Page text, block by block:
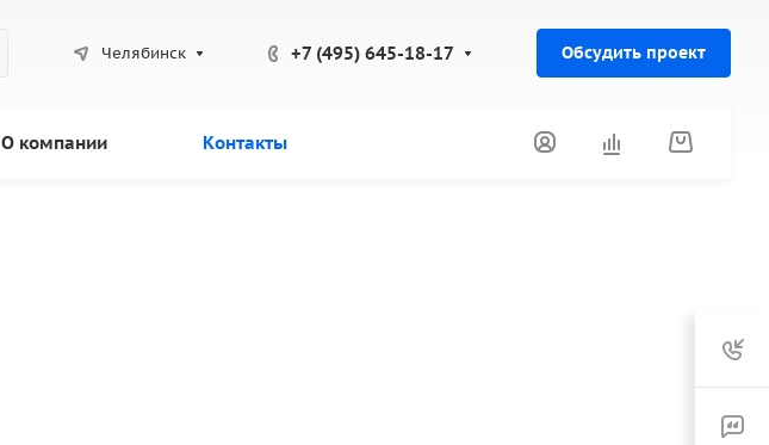
Челябинск +7 (495) 645-18-17 Обсудить проект
О компании Контакты